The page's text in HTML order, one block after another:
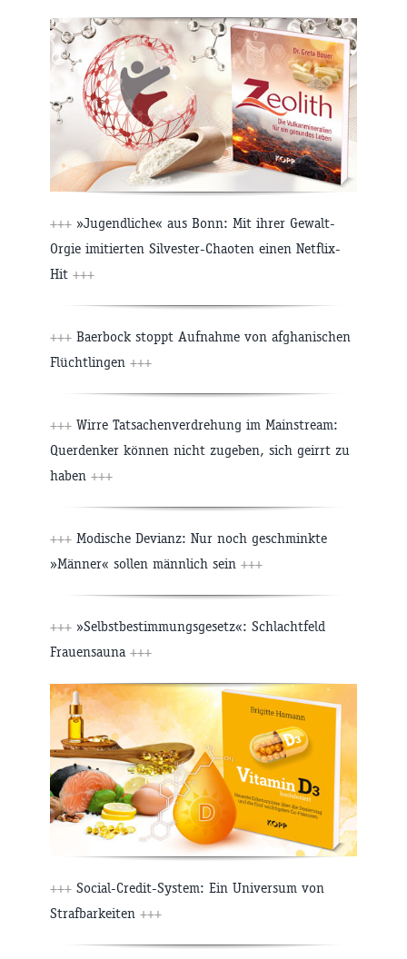
+++ »Jugendliche« aus Bonn: Mit ihrer Gewalt-
Orgie imitierten Silvester-Chaoten einen Netflix-
Hit +++
+++ Baerbock stoppt Aufnahme von afghanischen
Flüchtlingen +++
+++ Wirre Tatsachenverdrehung im Mainstream:
Querdenker können nicht zugeben, sich geirrt zu
haben +++
+++ Modische Devianz: Nur noch geschminkte
»Männer« sollen männlich sein +++
+++ »Selbstbestimmungsgesetz«: Schlachtfeld
Frauensauna +++
+++ Social-Credit-System: Ein Universum von
Strafbarkeiten +++